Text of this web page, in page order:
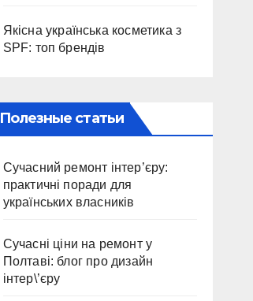
Якісна українська косметика з
SPF: топ брендів
Полезные статьи
Сучасний ремонт інтер’єру:
практичні поради для
українських власників
Сучасні ціни на ремонт у
Полтаві: блог про дизайн
інтер\’єру